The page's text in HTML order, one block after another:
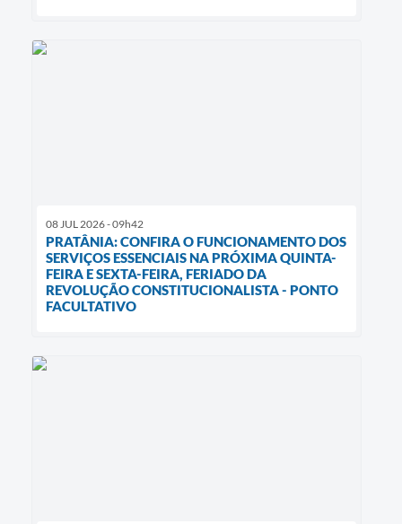
08 JUL 2026 - 09h42
PRATÂNIA: CONFIRA O FUNCIONAMENTO DOS
SERVIÇOS ESSENCIAIS NA PRÓXIMA QUINTA-
FEIRA E SEXTA-FEIRA, FERIADO DA
REVOLUÇÃO CONSTITUCIONALISTA - PONTO
FACULTATIVO